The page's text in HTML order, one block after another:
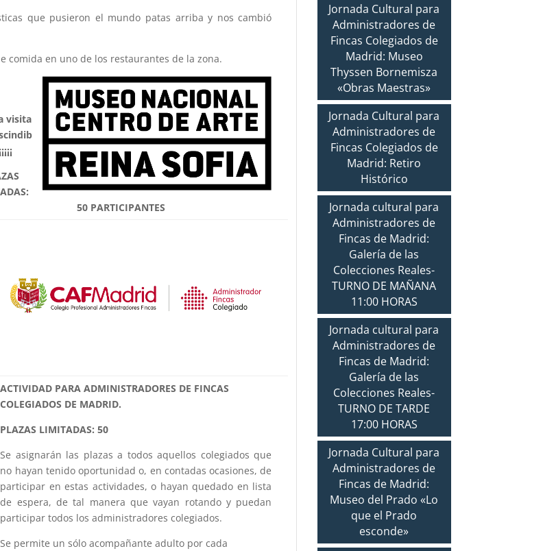
que pusieron el mundo patas arriba y nos cambió
comida en uno de los restaurantes de la zona.
visita
50 PARTICIPANTES
ACTIVIDAD PARA ADMINISTRADORES DE FINCAS
COLEGIADOS DE MADRID.
PLAZAS LIMITADAS: 50
Se asignarán las plazas a todos aquellos colegiados que
no hayan tenido oportunidad o, en contadas ocasiones, de
participar en estas actividades, o hayan quedado en lista
de espera, de tal manera que vayan rotando y puedan
participar todos los administradores colegiados.
Se permite un sólo acompañante adulto por cada
Jornada Cultural para
Administradores de
Fincas Colegiados de
Madrid: Museo
Thyssen Bornemisza
«Obras Maestras»
Jornada Cultural para
Administradores de
Fincas Colegiados de
Madrid: Retiro
Histórico
Jornada cultural para
Administradores de
Fincas de Madrid:
Galería de las
Colecciones Reales-
TURNO DE MAÑANA
11:00 HORAS
Jornada cultural para
Administradores de
Fincas de Madrid:
Galería de las
Colecciones Reales-
TURNO DE TARDE
17:00 HORAS
Jornada Cultural para
Administradores de
Fincas de Madrid:
Museo del Prado «Lo
que el Prado
esconde»